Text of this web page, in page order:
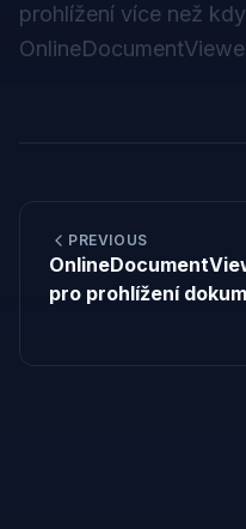
prohlížení více než
PREVIOUS
pro prohlížení